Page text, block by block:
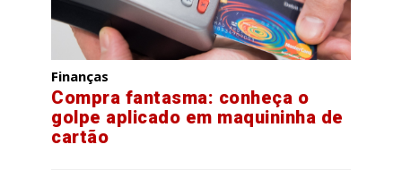
Finanças
Compra fantasma: conheça o
golpe aplicado em maquininha de
cartão